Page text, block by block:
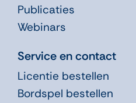
Publicaties
Webinars
Service en contact
Licentie bestellen
Bordspel bestellen